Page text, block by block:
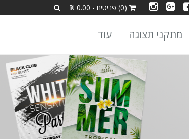
(0) פריטים - 0.00 ₪
מתקני תצוגה עוד